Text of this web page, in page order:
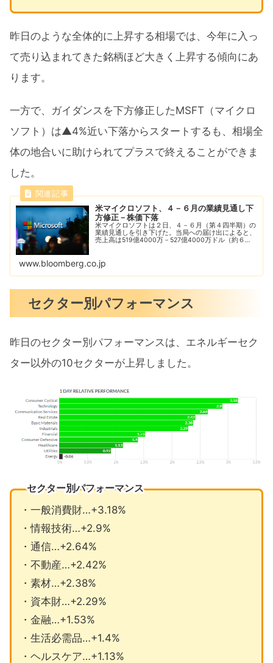
昨日のような全体的に上昇する相場では、今年に入っ
て売り込まれてきた銘柄ほど大きく上昇する傾向にあ
ります。
一方で、ガイダンスを下方修正したMSFT（マイクロ
ソフト）は▲4%近い下落からスタートするも、相場全
体の地合いに助けられてプラスで終えることができま
した。
米マイクロソフト、４－６月の業績見通し下
方修正－株価下落
米マイクロソフトは２日、４－６月（第４四半期）の
業績見通しを引き下げた。当局への届け出によると、
売上高は519億4000万－527億4000万ドル（約６兆
www.bloomberg.co.jp
セクター別パフォーマンス
昨日のセクター別パフォーマンスは、エネルギーセク
ター以外の10セクターが上昇しました。
セクター別パフォーマンス
・一般消費財…+3.18%
・情報技術…+2.9%
・通信…+2.64%
・不動産…+2.42%
・素材…+2.38%
・資本財…+2.29%
・金融…+1.53%
・生活必需品…+1.4%
・ヘルスケア…+1.13%